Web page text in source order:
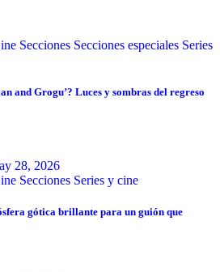
Secciones Secciones especiales Series
and Grogu’? Luces y sombras del regreso
28, 2026
Secciones Series y cine
gótica brillante para un guión que